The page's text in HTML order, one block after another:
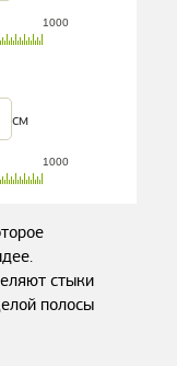
1000
см
1000
стыки
полосы